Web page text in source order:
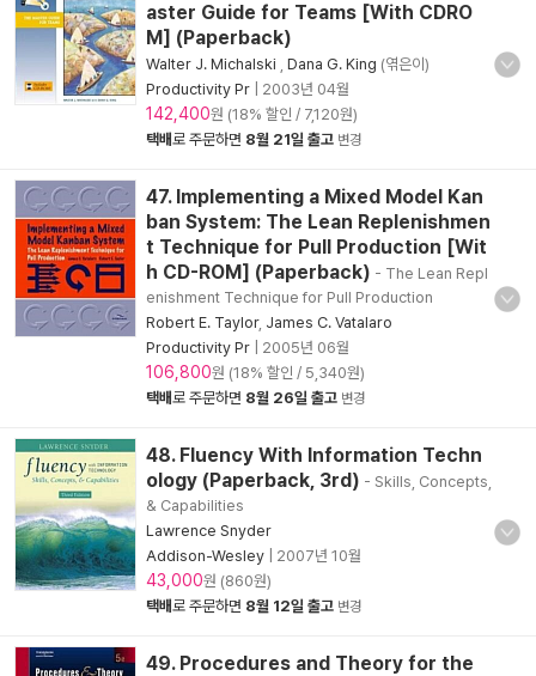
aster Guide for Teams [With CDRO
M] (Paperback)
Walter J. Michalski Dana G. King (엮은이)
Productivity Pr
2003년 04월
142,400원 (18% 할인 / 7,120원)
택배로 주문하면 8월 21일 출고 변경
47. Implementing a Mixed Model Kan
ban System: The Lean Replenishmen
t Technique for Pull Production [Wit
h CD-ROM] (Paperback) - The Lean Repl
enishment Technique for Pull Production
Robert E. Taylor, James C. Vatalaro
Productivity Pr
2005년 06월
106,800원 (18% 할인 / 5,340원)
택배로 주문하면 8월 26일 출고 변경
48. Fluency With Information Techn
ology (Paperback, 3rd) - Skills, Concepts,
& Capabilities
Lawrence Snyder
Addison-Wesley
2007년 10월
43,000원 (860원)
택배로 주문하면 8월 12일 출고 변경
49. Procedures and Theory for the